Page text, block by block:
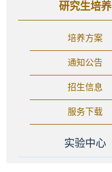
研究生培养
培养方案
通知公告
招生信息
服务下载
实验中心